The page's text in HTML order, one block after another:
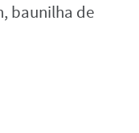
baunilha de